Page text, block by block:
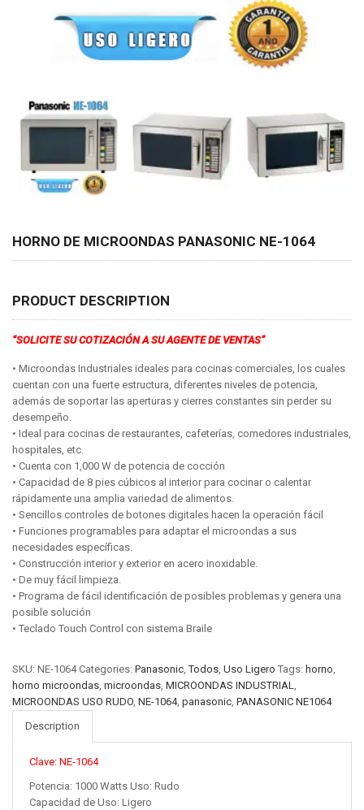
HORNO DE MICROONDAS PANASONIC NE-1064
PRODUCT DESCRIPTION
“SOLICITE SU COTIZACIÓN A SU AGENTE DE VENTAS”
• Microondas Industriales ideales para cocinas comerciales, los cuales
cuentan con una fuerte estructura, diferentes niveles de potencia,
además de soportar las aperturas y cierres constantes sin perder su
desempeño.
• Ideal para cocinas de restaurantes, cafeterías, comedores industriales,
hospitales, etc.
• Cuenta con 1,000 W de potencia de cocción
• Capacidad de 8 pies cúbicos al interior para cocinar o calentar
rápidamente una amplia variedad de alimentos.
• Sencillos controles de botones digitales hacen la operación fácil
• Funciones programables para adaptar el microondas a sus
necesidades específicas.
• Construcción interior y exterior en acero inoxidable.
• De muy fácil limpieza.
• Programa de fácil identificación de posibles problemas y genera una
posible solución
• Teclado Touch Control con sistema Braile
SKU: NE-1064 Categories: Panasonic,Todos, Uso Ligero Tags: horno,
horno microondas, microondas, MICROONDAS INDUSTRIAL,
MICROONDAS USO RUDO, NE-1064, panasonic, PANASONIC NE1064
Description
Clave: NE-1064
Potencia: 1000 Watts Uso: Rudo
Capacidad de Uso: Ligero